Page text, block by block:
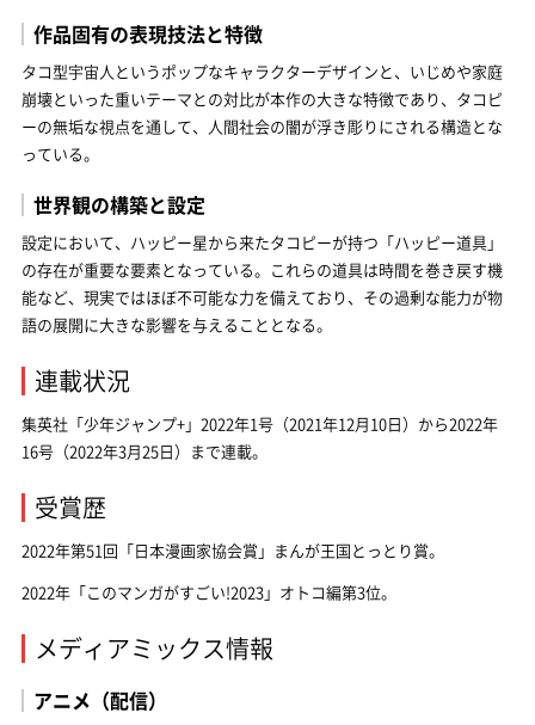
作品固有の表現技法と特徴
タコ型宇宙人というポップなキャラクターデザインと、いじめや家庭
崩壊といった重いテーマとの対比が本作の大きな特徴であり、タコピ
ーの無垢な視点を通して、人間社会の闇が浮き彫りにされる構造とな
っている。
世界観の構築と設定
設定において、ハッピー星から来たタコピーが持つ「ハッピー道具」
の存在が重要な要素となっている。これらの道具は時間を巻き戻す機
能など、現実ではほぼ不可能な力を備えており、その過剰な能力が物
語の展開に大きな影響を与えることとなる。
連載状況
集英社「少年ジャンプ+」2022年1号（2021年12月10日）から2022年
16号（2022年3月25日）まで連載。
受賞歴
2022年第51回「日本漫画家協会賞」まんが王国とっとり賞。
2022年「このマンガがすごい!2023」オトコ編第3位。
メディアミックス情報
アニメ（配信）